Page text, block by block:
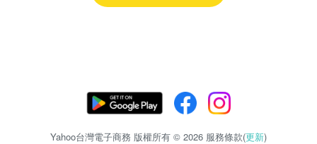
Yahoo台灣電子商務 版權所有 © 2026 服務條款(更新)